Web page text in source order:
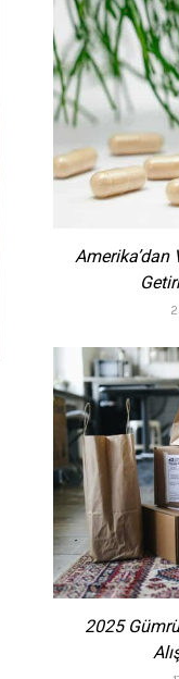
Amerika’dan
2025